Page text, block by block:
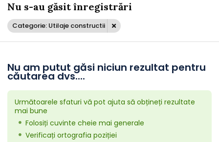
Nu s-au găsit înregistrări
Categorie: Utilaje constructii
Nu am putut găsi niciun rezultat pentru
căutarea dvs....
Următoarele sfaturi vă pot ajuta să obțineți rezultate
mai bune
Folosiți cuvinte cheie mai generale
Verificați ortografia poziției